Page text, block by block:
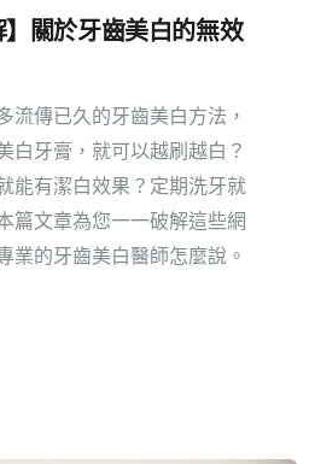
】關於牙齒美白的無效
流傳已久的牙齒美白方法，
白牙膏，就可以越刷越白？
能有潔白效果？定期洗牙就
篇文章為您一一破解這些網
業的牙齒美白醫師怎麼說。